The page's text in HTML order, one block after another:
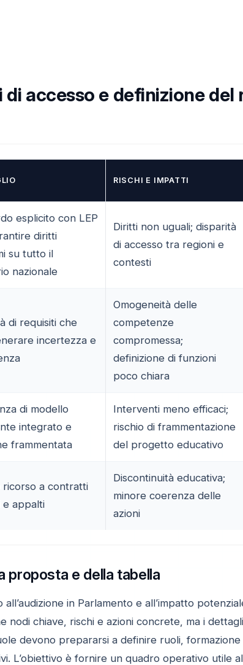
di accesso e definizione
RISCHI E IMPATTI
esplicito con LEP
diritti
su tutto il
nazionale
Diritti non uguali; disparità
di accesso tra regioni e
contesti
di requisiti che
incertezza e
Omogeneità delle
competenze
compromessa;
definizione di funzioni
poco chiara
di modello
integrato e
frammentata
Interventi meno efficaci;
rischio di frammentazione
del progetto educativo
ricorso a contratti
e appalti
Discontinuità educativa;
minore coerenza delle
azioni
proposta e della tabella
in Parlamento e all’impatto
nodi chiave, rischi e azioni concrete, ma i
devono prepararsi a definire ruoli, formazione
L’obiettivo è fornire un quadro operativo utile